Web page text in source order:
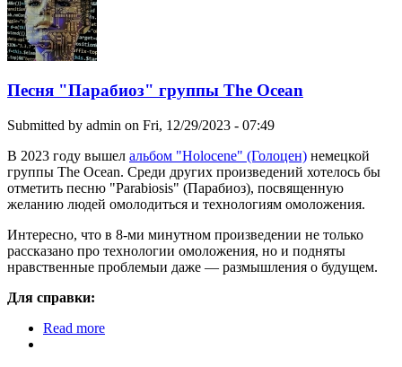
Песня "Парабиоз" группы The Ocean
Submitted by admin on Fri, 12/29/2023 - 07:49
В 2023 году вышел альбом "Holocene" (Голоцен) немецкой
группы The Ocean. Среди других произведений хотелось бы
отметить песню "Parabiosis" (Парабиоз), посвященную
желанию людей омолодиться и технологиям омоложения.
Интересно, что в 8-ми минутном произведении не только
рассказано про технологии омоложения, но и подняты
нравственные проблемыи даже — размышления о будущем.
Для справки:
Read more